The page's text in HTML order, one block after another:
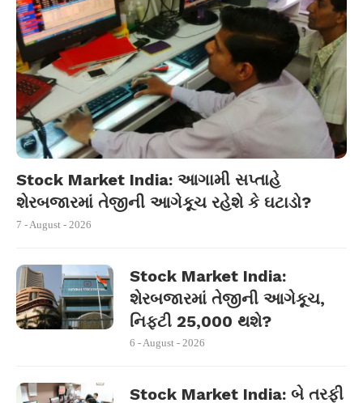
Stock Market India: આગામી સપ્તાહે
શેરબજારમાં તેજીની આગેકૂચ રહેશે કે ઘટાડો?
7 - August - 2026
Stock Market India:
શેરબજારમાં તેજીની આગેકૂચ,
નિફ્ટી 25,000 થશે?
6 - August - 2026
Stock Market India: બે તરફી